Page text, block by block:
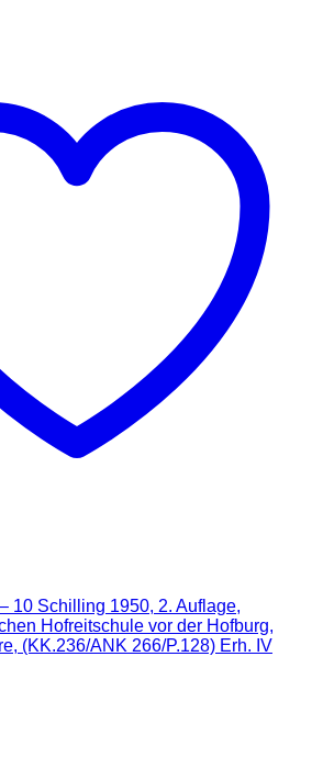
10 Schilling 1950, 2. Auflage,
Hofreitschule vor der Hofburg,
(KK.236/ANK 266/P.128) Erh. IV